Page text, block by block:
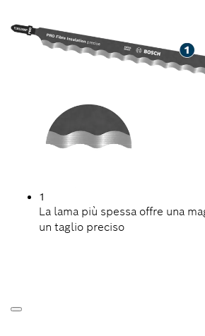
1
La lama più spessa offre una
un taglio preciso